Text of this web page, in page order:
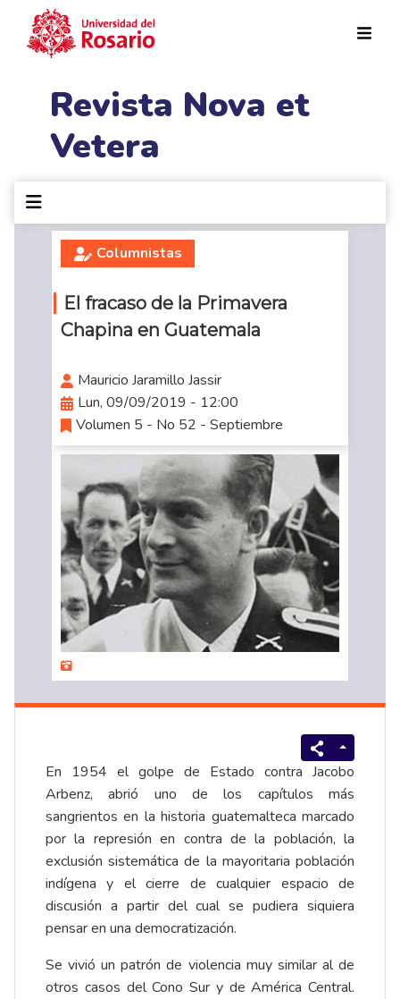
Revista Nova et
Vetera
Columnistas
El fracaso de la Primavera
Chapina en Guatemala
Mauricio Jaramillo Jassir
Lun, 09/09/2019 - 12:00
Volumen 5 - No 52 - Septiembre
En 1954 el golpe de Estado contra Jacobo
Arbenz, abrió uno de los capítulos más
sangrientos en la historia guatemalteca marcado
por la represión en contra de la población, la
exclusión sistemática de la mayoritaria población
indígena y el cierre de cualquier espacio de
discusión a partir del cual se pudiera siquiera
pensar en una democratización.
Se vivió un patrón de violencia muy similar al de
otros casos del Cono Sur y de América Central.